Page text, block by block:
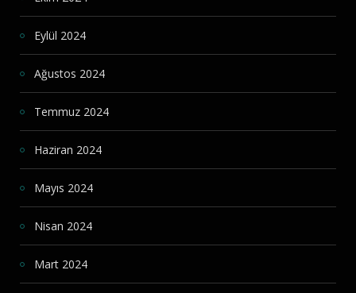
Eylül 2024
Ağustos 2024
Temmuz 2024
Haziran 2024
Mayıs 2024
Nisan 2024
Mart 2024